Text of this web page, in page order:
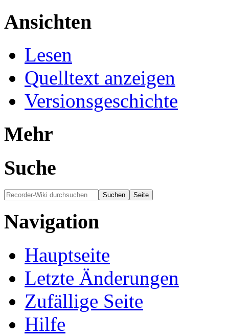
Ansichten
Lesen
Quelltext anzeigen
Versionsgeschichte
Mehr
Suche
Navigation
Hauptseite
Letzte Änderungen
Zufällige Seite
Hilfe